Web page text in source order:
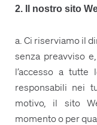
2. Il nostro sito
a. Ci riserviamo il
senza preavviso
l’accesso a
responsabili nei
motivo, il sito
momento o per